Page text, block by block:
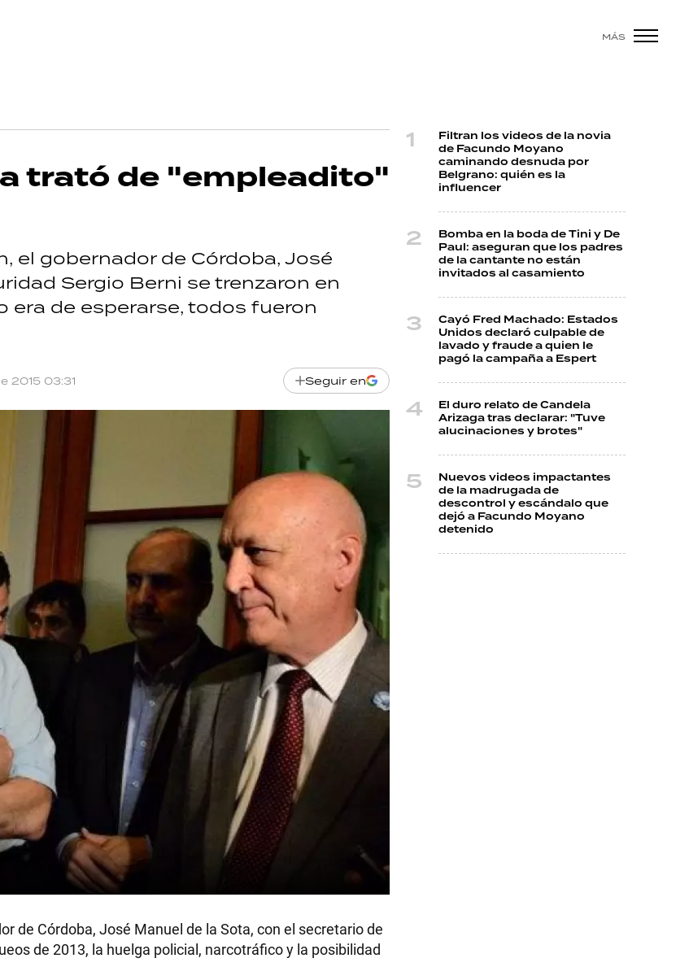
MÁS
trató de "empleadito"
el gobernador de Córdoba, José
Sergio Berni se trenzaron en
era de esperarse, todos fueron
2015 03:31 Seguir en
de Córdoba, José Manuel de la Sota, con el secretario de
de 2013, la huelga policial, narcotráfico y la posibilidad
Filtran los videos de la novia
de Facundo Moyano
caminando desnuda por
Belgrano: quién es la
influencer
Bomba en la boda de Tini y De
Paul: aseguran que los padres
de la cantante no están
invitados al casamiento
Cayó Fred Machado: Estados
Unidos declaró culpable de
lavado y fraude a quien le
pagó la campaña a Espert
El duro relato de Candela
Arizaga tras declarar: "Tuve
alucinaciones y brotes"
Nuevos videos impactantes
de la madrugada de
descontrol y escándalo que
dejó a Facundo Moyano
detenido